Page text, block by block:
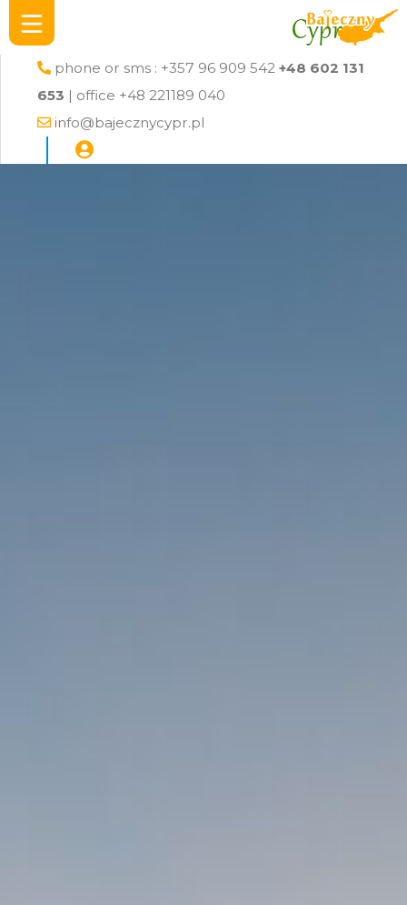
phone or sms : +357 96 909 542 +48 602 131
653 | office +48 221189 040
info@bajecznycypr.pl